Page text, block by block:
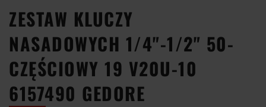
ZESTAW KLUCZY
NASADOWYCH 1/4"-1/2" 50-
CZĘŚCIOWY 19 V20U-10
6157490 GEDORE